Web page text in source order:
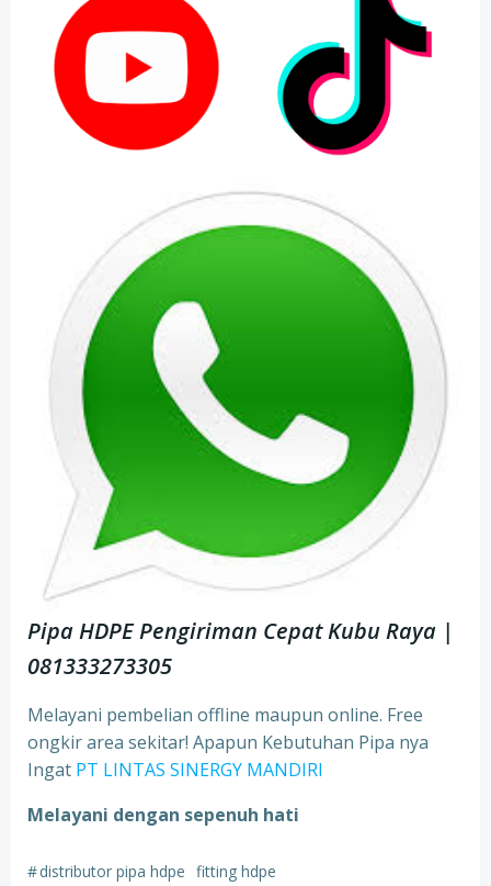
Pipa HDPE Pengiriman Cepat Kubu Raya |
081333273305
Melayani pembelian offline maupun online. Free
ongkir area sekitar! Apapun Kebutuhan Pipa nya
Ingat PT LINTAS SINERGY MANDIRI
Melayani dengan sepenuh hati
#distributor pipa hdpe fitting hdpe